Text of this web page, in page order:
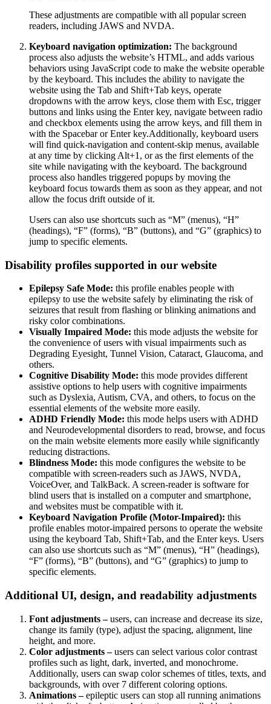
These adjustments are compatible with all popular screen
readers, including JAWS and NVDA.
Keyboard navigation optimization: The background
process also adjusts the website’s HTML, and adds various
behaviors using JavaScript code to make the website operable
by the keyboard. This includes the ability to navigate the
website using the Tab and Shift+Tab keys, operate
dropdowns with the arrow keys, close them with Esc, trigger
buttons and links using the Enter key, navigate between radio
and checkbox elements using the arrow keys, and fill them in
with the Spacebar or Enter key.Additionally, keyboard users
will find quick-navigation and content-skip menus, available
at any time by clicking Alt+1, or as the first elements of the
site while navigating with the keyboard. The background
process also handles triggered popups by moving the
keyboard focus towards them as soon as they appear, and not
allow the focus drift outside of it.
Users can also use shortcuts such as “M” (menus), “H”
(headings), “F” (forms), “B” (buttons), and “G” (graphics) to
jump to specific elements.
Disability profiles supported in our website
Epilepsy Safe Mode: this profile enables people with
epilepsy to use the website safely by eliminating the risk of
seizures that result from flashing or blinking animations and
risky color combinations.
Visually Impaired Mode: this mode adjusts the website for
the convenience of users with visual impairments such as
Degrading Eyesight, Tunnel Vision, Cataract, Glaucoma, and
others.
Cognitive Disability Mode: this mode provides different
assistive options to help users with cognitive impairments
such as Dyslexia, Autism, CVA, and others, to focus on the
essential elements of the website more easily.
ADHD Friendly Mode: this mode helps users with ADHD
and Neurodevelopmental disorders to read, browse, and focus
on the main website elements more easily while significantly
reducing distractions.
Blindness Mode: this mode configures the website to be
compatible with screen-readers such as JAWS, NVDA,
VoiceOver, and TalkBack. A screen-reader is software for
blind users that is installed on a computer and smartphone,
and websites must be compatible with it.
Keyboard Navigation Profile (Motor-Impaired): this
profile enables motor-impaired persons to operate the website
using the keyboard Tab, Shift+Tab, and the Enter keys. Users
can also use shortcuts such as “M” (menus), “H” (headings),
“F” (forms), “B” (buttons), and “G” (graphics) to jump to
specific elements.
Additional UI, design, and readability adjustments
Font adjustments –users, can increase and decrease its size,
change its family (type), adjust the spacing, alignment, line
height, and more.
Color adjustments –users can select various color contrast
profiles such as light, dark, inverted, and monochrome.
Additionally, users can swap color schemes of titles, texts, and
backgrounds, with over 7 different coloring options.
Animations –epileptic users can stop all running animations